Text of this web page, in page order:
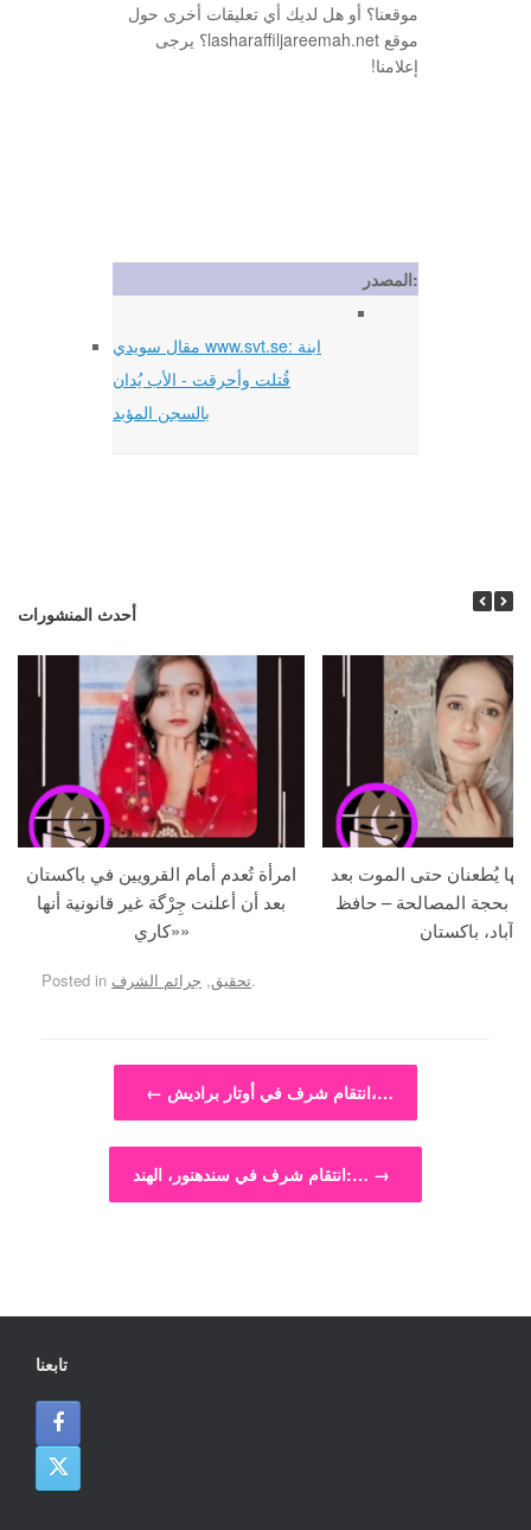
موقعنا؟ أو هل لديك أي تعليقات أخرى حول
موقع lasharaffiljareemah.net؟ يرجى
إعلامنا!
المصدر:
مقال سويدي www.svt.se: ابنة
قُتلت وأحرقت - الأب يُدان
بالسجن المؤبد
أحدث المنشورات
امرأة تُعدم أمام القرويين في باكستان
بعد أن أعلنت جِرْگة غير قانونية أنها
«كاري»
يُطعنان حتى الموت بعد
بحجة المصالحة – حافظ
آباد، باكستان
Posted in تحقيق, جرائم الشرف .
Post navigation
← انتقام شرف في أوتار براديش،…
انتقام شرف في سندهنور، الهند:… →
تابعنا